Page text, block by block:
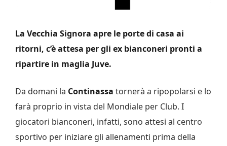
La Vecchia Signora apre le porte di casa ai
ritorni, c’è attesa per gli ex bianconeri pronti a
ripartire in maglia Juve.
Da domani la Continassa tornerà a ripopolarsi e lo
farà proprio in vista del Mondiale per Club. I
giocatori bianconeri, infatti, sono attesi al centro
sportivo per iniziare gli allenamenti prima della